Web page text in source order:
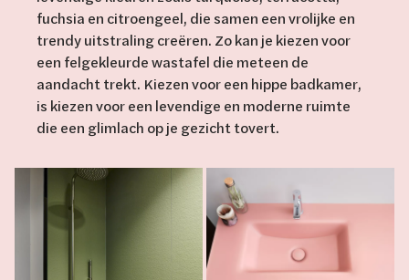
fuchsia en citroengeel, die samen een vrolijke en
trendy uitstraling creëren. Zo kan je kiezen voor
een felgekleurde wastafel die meteen de
aandacht trekt. Kiezen voor een hippe badkamer,
is kiezen voor een levendige en moderne ruimte
die een glimlach op je gezicht tovert.